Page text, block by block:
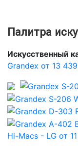
Палитра
Искусственный
Grandex от 13
Hi-Macs - LG от